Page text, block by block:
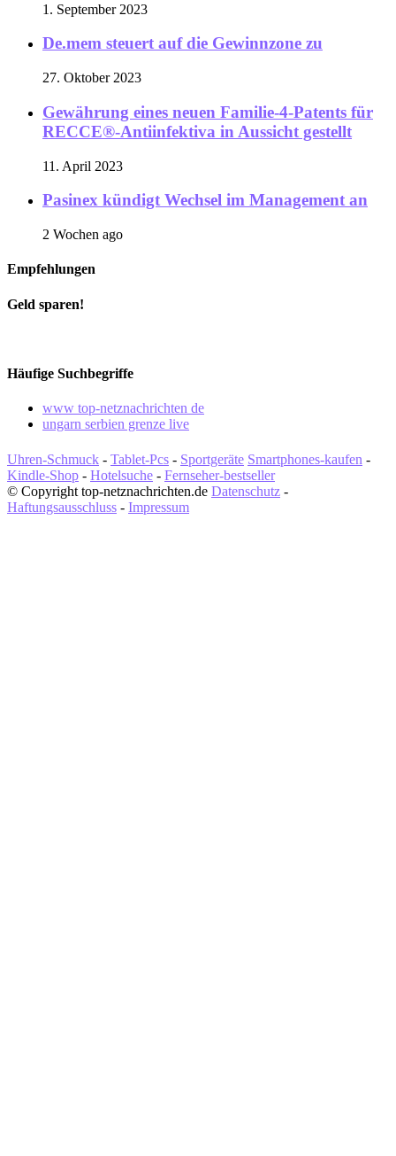
1. September 2023
De.mem steuert auf die Gewinnzone zu
27. Oktober 2023
Gewährung eines neuen Familie-4-Patents für
RECCE®-Antiinfektiva in Aussicht gestellt
11. April 2023
Pasinex kündigt Wechsel im Management an
2 Wochen ago
Empfehlungen
Geld sparen!
Häufige Suchbegriffe
www top-netznachrichten de
ungarn serbien grenze live
Uhren-Schmuck - Tablet-Pcs - Sportgeräte Smartphones-kaufen -
Kindle-Shop - Hotelsuche - Fernseher-bestseller
© Copyright top-netznachrichten.de Datenschutz -
Haftungsausschluss - Impressum